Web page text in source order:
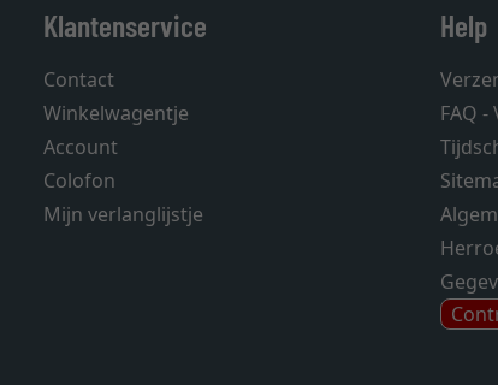
Klantenservice
Contact
Winkelwagentje
Account
Colofon
Mijn verlanglijstje
Help
FAQ